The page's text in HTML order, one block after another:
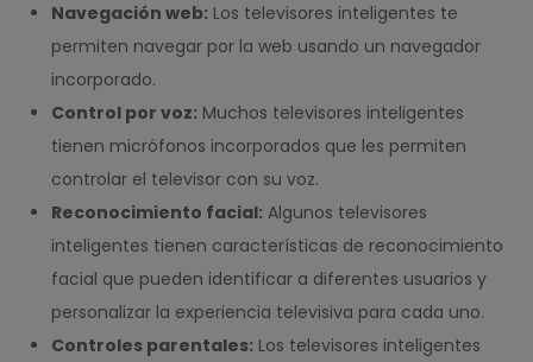
Navegación web: Los televisores inteligentes te
permiten navegar por la web usando un navegador
incorporado.
Control por voz: Muchos televisores inteligentes
tienen micrófonos incorporados que les permiten
controlar el televisor con su voz.
Reconocimiento facial: Algunos televisores
inteligentes tienen características de reconocimiento
facial que pueden identificar a diferentes usuarios y
personalizar la experiencia televisiva para cada uno.
Controles parentales: Los televisores inteligentes